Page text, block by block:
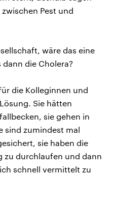
Pest und
wäre das eine
die Cholera?
die Kolleginnen und
Sie hätten
sie gehen in
sind zumindest mal
sie haben die
zu durchlaufen und dann
schnell vermittelt zu